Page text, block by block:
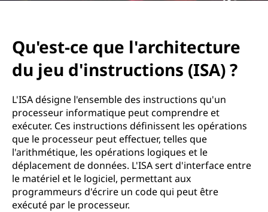
Qu'est-ce que l'architecture
du jeu d'instructions (ISA) ?
L'ISA désigne l'ensemble des instructions qu'un
processeur informatique peut comprendre et
exécuter. Ces instructions définissent les opérations
que le processeur peut effectuer, telles que
l'arithmétique, les opérations logiques et le
déplacement de données. L'ISA sert d'interface entre
le matériel et le logiciel, permettant aux
programmeurs d'écrire un code qui peut être
exécuté par le processeur.